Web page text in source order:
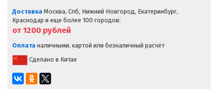
Доставка Москва, Спб, Нижний Новгород, Екатеринбург,
Краснодар и еще более 100 городов:
от 1200 рублей
Оплата наличными, картой или безналичный расчёт
Сделано в Китае